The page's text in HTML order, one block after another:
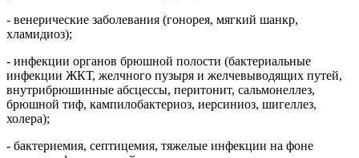
- венерические заболевания (гонорея, мягкий шанкр,
хламидиоз);
- инфекции органов брюшной полости (бактериальные
инфекции ЖКТ, желчного пузыря и желчевыводящих путей,
внутрибрюшинные абсцессы, перитонит, сальмонеллез,
брюшной тиф, кампилобактериоз, иерсиниоз, шигеллез,
холера);
- бактериемия, септицемия, тяжелые инфекции на фоне